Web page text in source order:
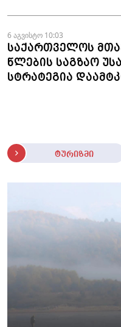
6 აგვისტო 10:03
საქართველოს
წლების საგზაო
სტრატეგია
ტურიზმი